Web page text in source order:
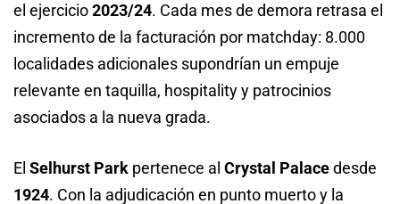
el ejercicio2023/24. Cada mes de demora retrasa el
incremento de la facturación por matchday: 8.000
localidades adicionales supondrían un empuje
relevante en taquilla, hospitality y patrocinios
asociados a la nueva grada.
El Selhurst Park pertenece al Crystal Palacedesde
1924. Con la adjudicación en punto muerto y la